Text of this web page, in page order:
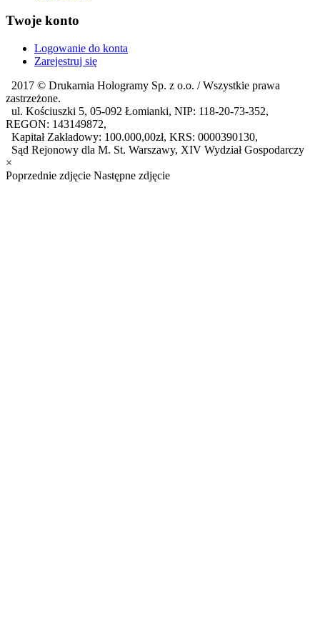
Twoje konto
Logowanie do konta
Zarejestruj się
2017 © Drukarnia Hologramy Sp. z o.o. / Wszystkie prawa
zastrzeżone.
ul. Kościuszki 5, 05-092 Łomianki, NIP: 118-20-73-352,
REGON: 143149872,
Kapitał Zakładowy: 100.000,00zł, KRS: 0000390130,
Sąd Rejonowy dla M. St. Warszawy, XIV Wydział Gospodarczy
×
Poprzednie zdjęcie Następne zdjęcie